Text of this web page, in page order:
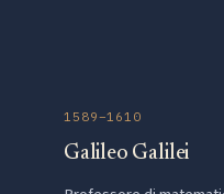
1589–1610
Galileo Galilei